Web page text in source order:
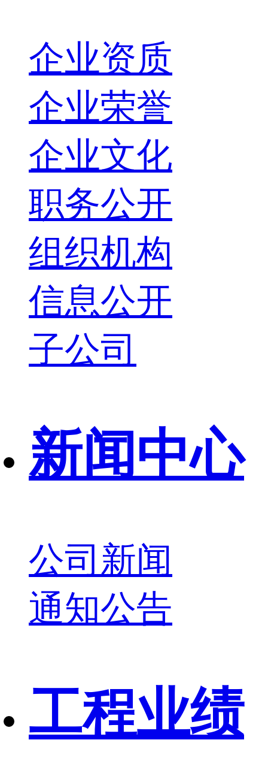
企业资质
企业荣誉
企业文化
职务公开
组织机构
信息公开
子公司
新闻中心
公司新闻
通知公告
工程业绩